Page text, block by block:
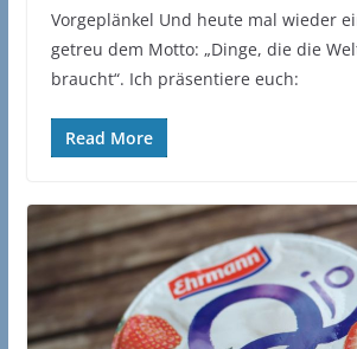
Vorgeplänkel Und heute mal wieder
getreu dem Motto: „Dinge, die die
braucht“. Ich präsentiere euch:
Read More